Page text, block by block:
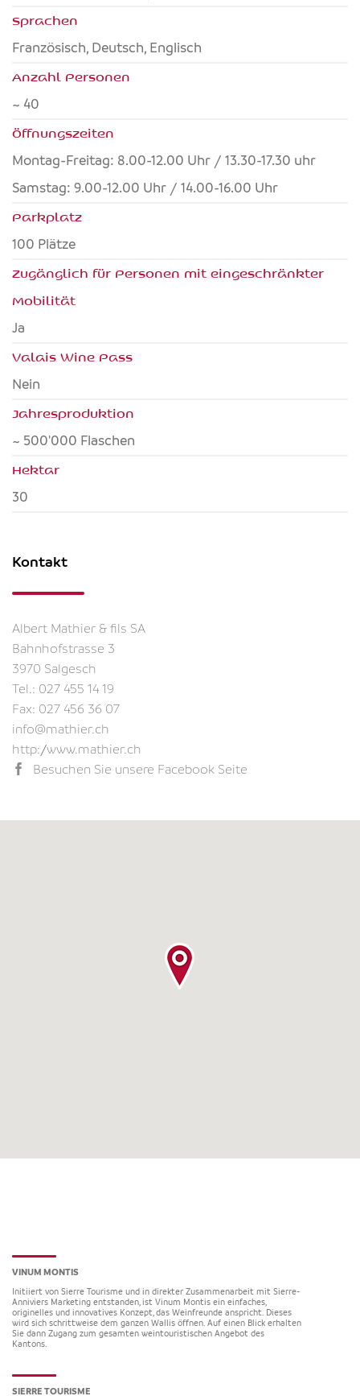
Sprachen
Französisch, Deutsch, Englisch
Anzahl Personen
~ 40
Öffnungszeiten
Montag-Freitag: 8.00-12.00 Uhr / 13.30-17.30 uhr
Samstag: 9.00-12.00 Uhr / 14.00-16.00 Uhr
Parkplatz
100 Plätze
Zugänglich für Personen mit eingeschränkter
Mobilität
ja
Valais Wine Pass
nein
Jahresproduktion
~ 500'000 Flaschen
Hektar
30
Kontakt
Albert Mathier & fils SA
Bahnhofstrasse 3
3970 Salgesch
Tel.: 027 455 14 19
Fax: 027 456 36 07
info@mathier.ch
http://www.mathier.ch
Besuchen Sie unsere Facebook Seite
VINUM MONTIS
Initiiert von Sierre Tourisme und in direkter Zusammenarbeit mit Sierre-
Anniviers Marketing entstanden, ist Vinum Montis ein einfaches,
originelles und innovatives Konzept, das Weinfreunde anspricht. Dieses
wird sich schrittweise dem ganzen Wallis öffnen. Auf einen Blick erhalten
Sie dann Zugang zum gesamten weintouristischen Angebot des
Kantons.
SIERRE TOURISME